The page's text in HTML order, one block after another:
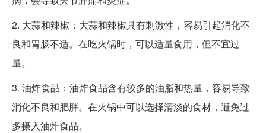
2. 大蒜和辣椒：大蒜和辣椒具有刺激性，容易引起消化不
良和胃肠不适。在吃火锅时，可以适量食用，但不宜过
量。
3. 油炸食品：油炸食品含有较多的油脂和热量，容易导致
消化不良和肥胖。在火锅中可以选择清淡的食材，避免过
多摄入油炸食品。